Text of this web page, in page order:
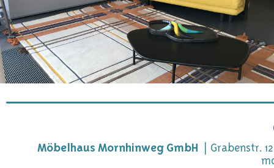
Möbelhaus Mornhinweg GmbH
Grabenstr.